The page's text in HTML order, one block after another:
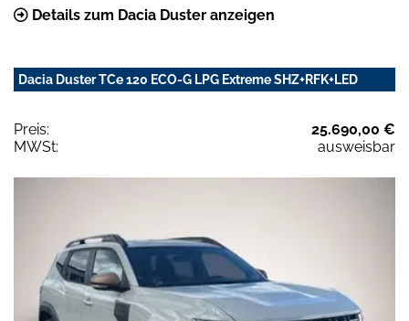
Details zum Dacia Duster anzeigen
Dacia Duster TCe 120 ECO-G LPG Extreme SHZ+RFK+LED
Preis:
25.690,00 €
MWSt:
ausweisbar